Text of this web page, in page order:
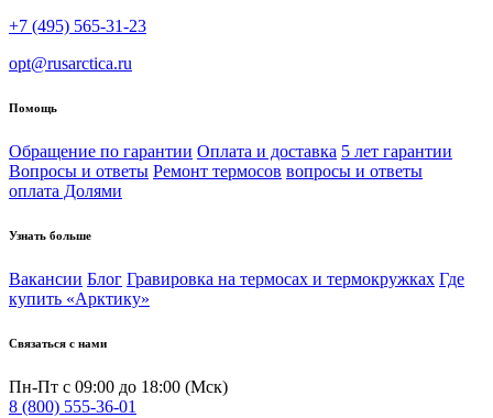
+7 (495) 565-31-23
opt@rusarctica.ru
Помощь
Обращение по гарантии Оплата и доставка 5 лет гарантии
Вопросы и ответы Ремонт термосов вопросы и ответы
оплата Долями
Узнать больше
Вакансии Блог Гравировка на термосах и термокружках Где
купить «Арктику»
Связаться с нами
Пн-Пт с 09:00 до 18:00 (Мск)
8 (800) 555-36-01